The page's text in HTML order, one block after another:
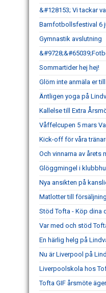
&#128153; Vi tackar
Barnfotbollsfestival 6
Gymnastik avslutning
Sommartider hej hej!
Glöm inte anmäla er
Äntligen yoga på
Kallelse till Extra
Våffelcupen 5 mars
Kick-off för våra
Och vinnarna av årets
Glöggmingel i
Nya ansikten på
Matlotter till
Stöd Tofta - Köp dina
Var med och stöd
En härlig helg på
Nu är Liverpool på
Liverpoolskola hos
Tofta GIF årsmöte